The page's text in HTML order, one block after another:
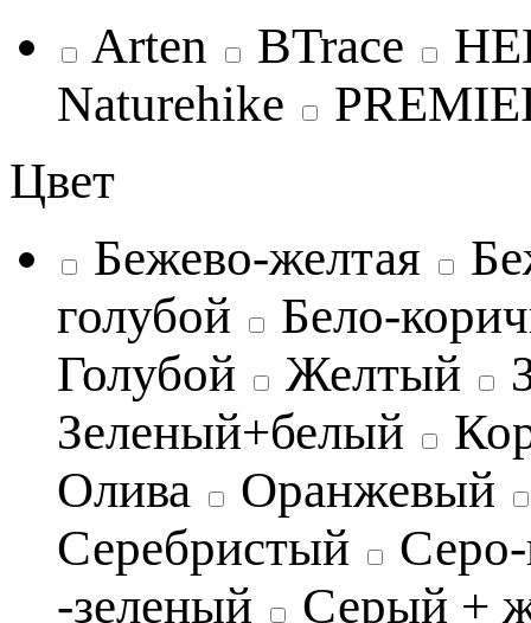
Arten
BTrace
Naturehike
Цвет
Бежево-желтая
голубой
Бело-
Голубой
Желтый
Зеленый+белый
Олива
Оранжевый
Серебристый
-зеленый
Серый +